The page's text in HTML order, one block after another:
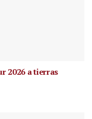
2026 a tierras